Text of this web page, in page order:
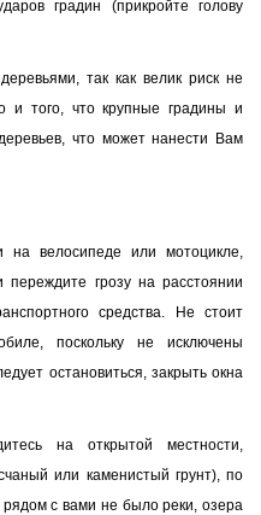
градин (прикройте голову
так как велик риск не
и того, что крупные градины и
что может нанести Вам
на велосипеде или мотоцикле,
грозу на расстоянии
средства. Не стоит
поскольку не исключены
остановиться, закрыть окна
на открытой местности,
или каменистый грунт), по
с вами не было реки, озера